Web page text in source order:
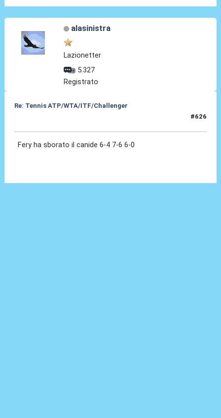
alasinistra
Lazionetter
5.327
Registrato
Re: Tennis ATP/WTA/ITF/Challenger
#626
Fery ha sborato il canide 6-4 7-6 6-0